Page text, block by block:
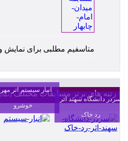
متاسفیم مطلبی برای نمایش
رتبه های برتر مسابقات مختلف
سردر دانشگاه سهند اثر
رد خاک
انبار سیستم اثر
خوشرو